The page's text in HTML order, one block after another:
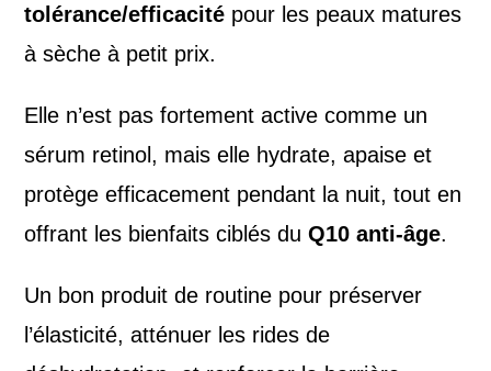
tolérance/efficacité pour les peaux matures
à sèche à petit prix.
Elle n’est pas fortement active comme un
sérum retinol, mais elle hydrate, apaise et
protège efficacement pendant la nuit, tout en
offrant les bienfaits ciblés duQ10 anti-âge.
Un bon produit de routine pour préserver
l’élasticité, atténuer les rides de